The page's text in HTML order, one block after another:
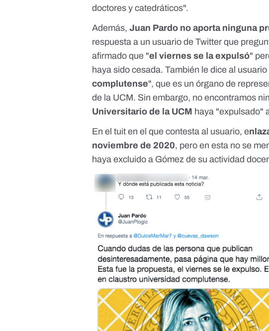
doctores y catedráticos".
Además,Juan Pardo no aporta ninguna
respuesta a un usuario de Twitter que
afirmado que "el viernes se la expulsó"
haya sido cesada. También le dice al
complutense", que es unórgano de
de la UCM. Sin embargo, no encontramos
Universitario de la UCM haya "expulsado"
En el tuit en el que contesta al usuario, e
noviembre de 2020, pero en esta no se
haya excluido a Gómez de su actividad